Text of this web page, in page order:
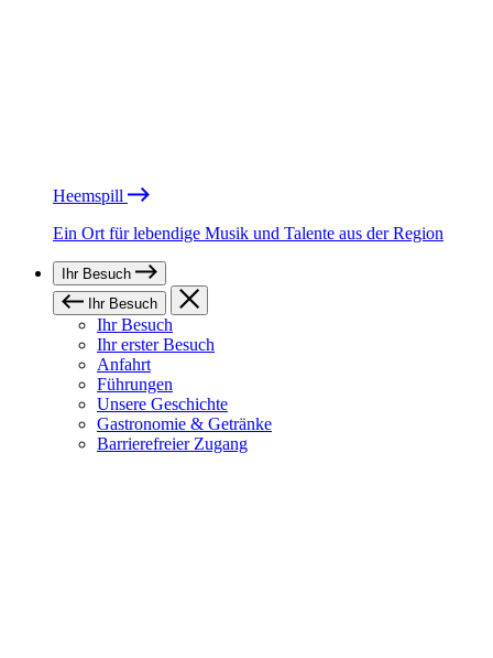
Heemspill
Ein Ort für lebendige Musik und Talente aus der Region
Ihr Besuch
Ihr Besuch
Ihr Besuch
Ihr erster Besuch
Anfahrt
Führungen
Unsere Geschichte
Gastronomie & Getränke
Barrierefreier Zugang